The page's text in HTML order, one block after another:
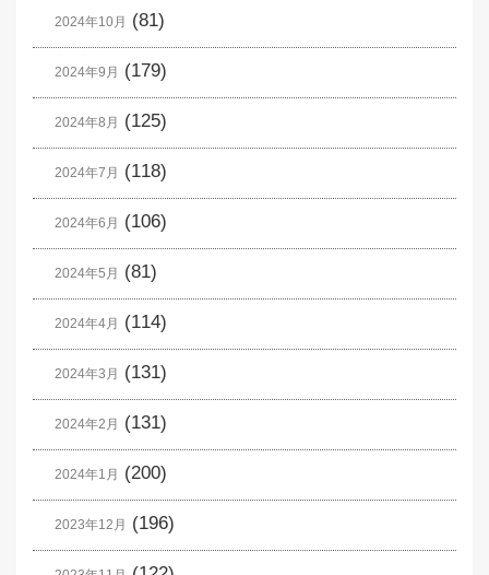
2024年10月 (81)
2024年9月 (179)
2024年8月 (125)
2024年7月 (118)
2024年6月 (106)
2024年5月 (81)
2024年4月 (114)
2024年3月 (131)
2024年2月 (131)
2024年1月 (200)
2023年12月 (196)